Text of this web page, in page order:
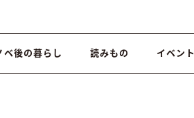
ベ後の暮らし 読みもの イベント